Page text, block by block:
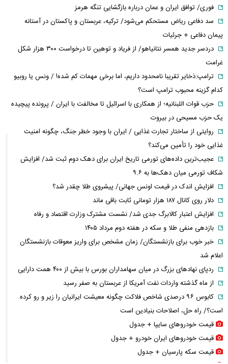
فوری/ توافق ایران و عمان درباره بازگشایی تنگه هرمز
سد دفاعی ریاض مستحکم می‌شود/ ترکیه، عربستان و پاکستان در آستانه
پیمان دفاعی + جرئیات
دردسر جدید همسر نتانیاهو/ از فریاد و توهین تا درخواست ۳۰۰ هزار شکل
غرامت
ترامپ:ذخایر تقریبا نامحدود داریم، اما برخی مهمات کم شده! / ونس یا روبیو
کدام گزینه محبوب ترامپ است؟
حزب قوات اللبنانیه؛ از همکاری با اسرائیل تا مخالفت با ایران / پرونده پیچیده
یک حزب مسیحی در بیروت
روایتی از ساختار تجارت غذایی / ایران با وجود خطر جنگ، چگونه امنیت
غذایی خود را تأمین می‌کند؟
عجیب‌ترین داده‌های تورمی تاریخ ایران برای دهک دوم ثبت شد/ افزایش
شکاف تورمی میان دهک‌ها به ۹.۶
افزایش اندک در قیمت اونس جهانی/ پیشروی طلا چقدر شد؟
دلار روی کانال ۱۸۷ هزار تومانی ثابت باقی ماند
افزایش اعتبار کالابرگ جدی شد/ نشست مشترک وزارت اقتصاد و رفاه
بازدهی منفی طلا و سکه در هفته دوم مرداد ۱۴۰۵
خبر خوب برای بازنشستگان/ زمان مشخص برای واریز معوقات بازنشستگان
اعلام شد
ردپای نهاد‌های بزرگ در میان سهامداران بورس با بیش از ۴۰۰ همت دارایی
از ماه گذشته واردات نفت آمریکا از عربستان به صفر رسید
کابوس ۹۶ درصدی شاخص فلاکت چگونه معیشت ایرانیان را زیر و رو کرده
است؟/ راه حل، اصلاحات بنیادین است
قیمت خودرو‌های سایپا + جدول
قیمت خودرو‌های ایران خودرو + جدول
قیمت سکه پارسیان + جدول